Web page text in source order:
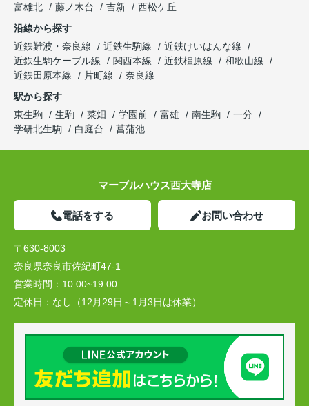
富雄北
藤ノ木台 吉新
西松ケ丘
沿線から探す
近鉄難波・奈良線
近鉄生駒線
近鉄けいはんな線
近鉄生駒ケーブル線
関西本線 近鉄橿原線
和歌山線
近鉄田原本線
片町線
奈良線
駅から探す
東生駒
生駒 菜畑 学園前 富雄 南生駒
一分
学研北生駒
白庭台 菖蒲池
マーブルハウス西大寺店
電話をする お問い合わせ
〒630-8003
奈良県奈良市佐紀町47-1
営業時間： 10:00~19:00
定休日： なし（12月29日～1月3日は休業）